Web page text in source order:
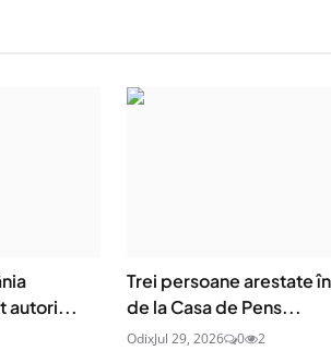
autori...
Trei persoane arestate
de la Casa de Pens...
OdixJul 29, 2026 0 2